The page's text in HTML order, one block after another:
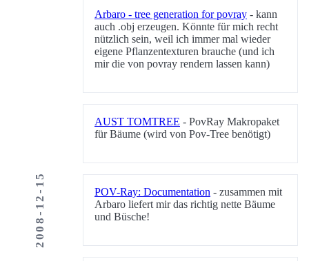
2008-12-15
Arbaro - tree generation for povray - kann
auch .obj erzeugen. Könnte für mich recht
nützlich sein, weil ich immer mal wieder
eigene Pflanzentexturen brauche (und ich
mir die von povray rendern lassen kann)
AUST TOMTREE - PovRay Makropaket
für Bäume (wird von Pov-Tree benötigt)
POV-Ray: Documentation - zusammen mit
Arbaro liefert mir das richtig nette Bäume
und Büsche!